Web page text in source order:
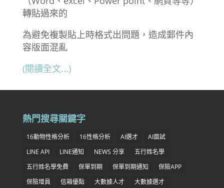
轉貼過來的
為避免複製貼上時格式出問題，造成郵件內
容版面混亂
(閱讀全文...)
熱門搜尋關鍵字
16動物性格分析 16性格分析 AI選才
AI面試
LINE API
LINE通知 NEWS 分享
五行姓名學
五行姓名學免費
保單到期 保單到期通知
保險APP
保險增員
信箱優點 大數據人才
大數據選才